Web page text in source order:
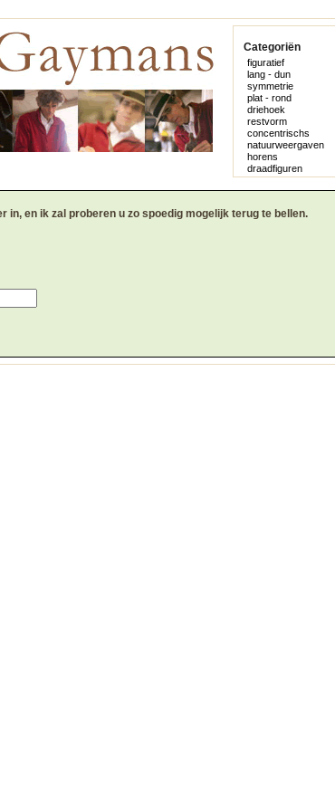
Categoriën
figuratief
lang - dun
symmetrie
plat - rond
driehoek
restvorm
concentrischs
natuurweergaven
horens
draadfiguren
in, en ik zal proberen u zo spoedig mogelijk terug te bellen.